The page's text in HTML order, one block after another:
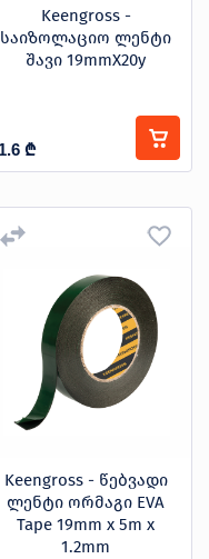
Keengross -
საიზოლაციო ლენტი
შავი 19mmX20y
1.6 ₾
Keengross - წებვადი
ლენტი ორმაგი EVA
Tape 19mm x 5m x
1.2mm